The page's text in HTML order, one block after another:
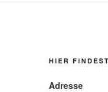
HIER
Adresse